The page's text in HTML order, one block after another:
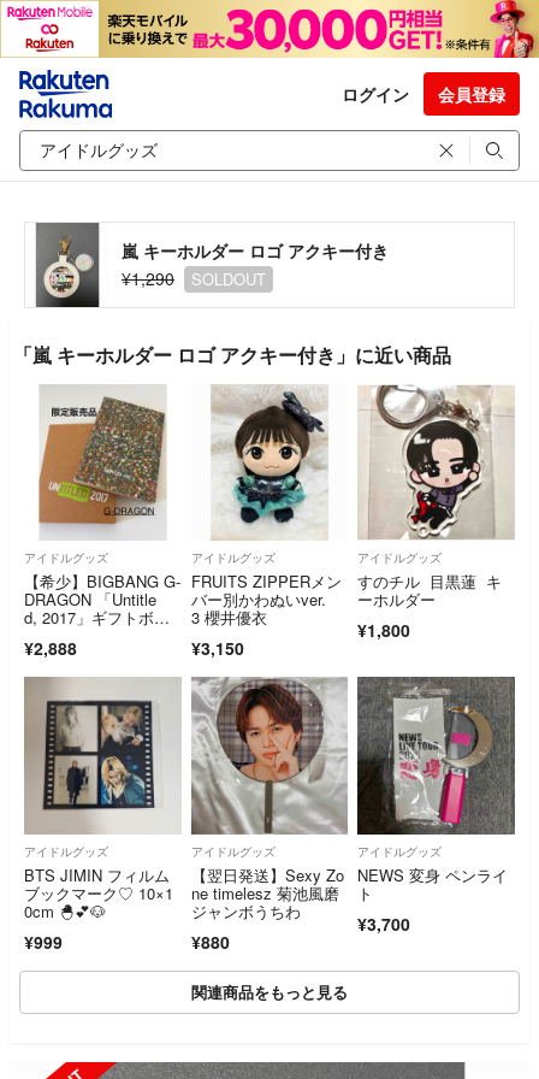
ログイン 会員登録
嵐 キーホルダー ロゴ アクキー付き
¥1,290
SOLDOUT
「嵐 キーホルダー ロゴ アクキー付き」に近い商品
アイドルグッズ
【希少】BIGBANG G-
DRAGON 「Untitle
d, 2017」ギフトボッ
¥2,888
アイドルグッズ
FRUITS ZIPPERメン
バー別かわぬいver.
3 櫻井優衣
¥3,150
アイドルグッズ
すのチル 目黒蓮 キ
ーホルダー
¥1,800
アイドルグッズ
BTS JIMIN フィルム
ブックマーク♡ 10×1
0cm 🐣‪💕🐶
¥999
アイドルグッズ
【翌日発送】Sexy Zo
ne timelesz 菊池風磨
ジャンボうちわ
¥880
アイドルグッズ
NEWS 変身 ペンライ
ト
¥3,700
関連商品をもっと見る